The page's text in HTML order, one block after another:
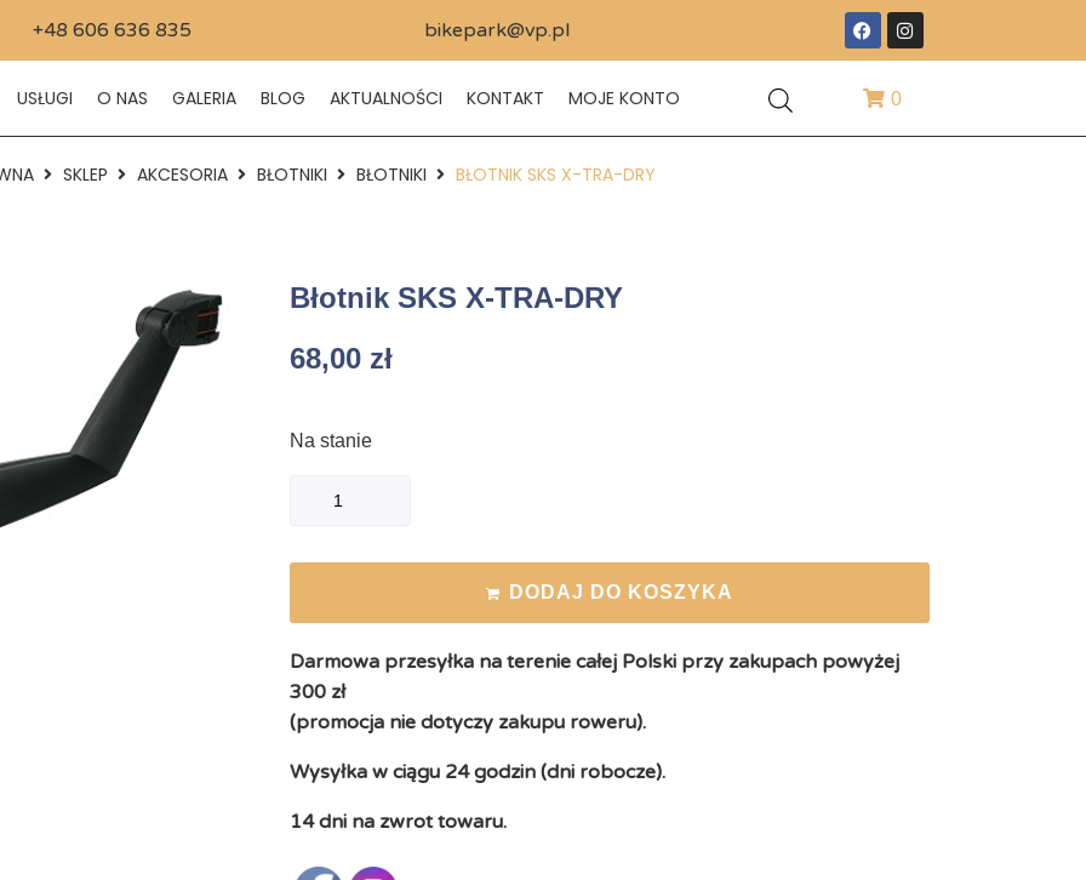
+48 606 636 835 bikepark@vp.pl
USŁUGI O NAS GALERIA BLOG AKTUALNOŚCI KONTAKT MOJE KONTO 0
SKLEP AKCESORIA BŁOTNIKI BŁOTNIKI BŁOTNIK SKS X-TRA-DRY
Błotnik SKS X-TRA-DRY
68,00 zł
Na stanie
DODAJ DO KOSZYKA
Darmowa przesyłka na terenie całej Polski przy zakupach powyżej
300 zł
(promocja nie dotyczy zakupu roweru).
Wysyłka w ciągu 24 godzin (dni robocze).
14 dni na zwrot towaru.